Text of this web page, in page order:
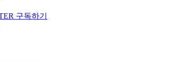
구독하기